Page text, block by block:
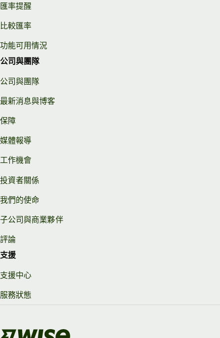
匯率提醒
比較匯率
功能可用情況
公司與團隊
公司與團隊
最新消息與博客
保障
媒體報導
工作機會
投資者關係
我們的使命
子公司與商業夥伴
評論
支援
支援中心
服務狀態